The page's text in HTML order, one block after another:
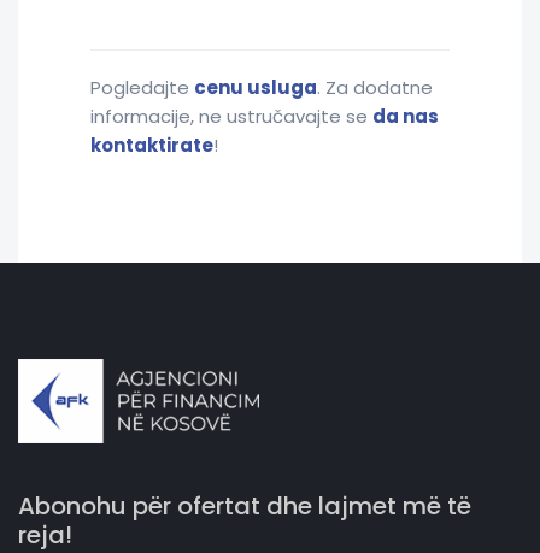
Pogledajte cenu usluga. Za dodatne
informacije, ne ustručavajte se da nas
kontaktirate!
Abonohu për ofertat dhe lajmet më të
reja!